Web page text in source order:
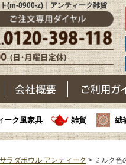
(m-8900-z)｜アンティーク雑貨
ーク風家具 雑貨 絨
サラダボウル アンティーク > ミルク色